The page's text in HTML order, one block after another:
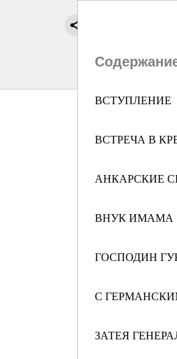
ВСТУПЛЕНИЕ
ВСТРЕЧА В
АНКАРСКИЕ
ВНУК ИМАМА
ГОСПОДИН
С
ЗАТЕЯ